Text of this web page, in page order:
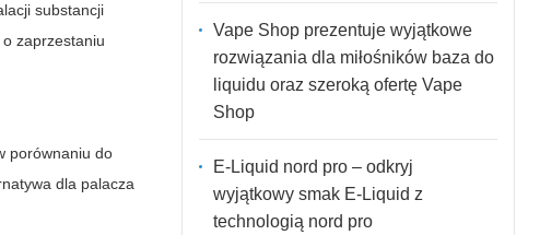
substancji
zaprzestaniu
porównaniu do
dla palacza
Vape Shop prezentuje wyjątkowe
rozwiązania dla miłośników baza do
liquidu oraz szeroką ofertę Vape
Shop
E-Liquid nord pro – odkryj
wyjątkowy smak E-Liquid z
technologią nord pro